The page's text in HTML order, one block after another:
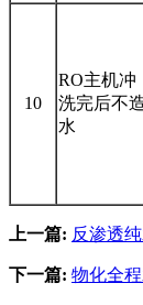
10
RO主机冲
洗完后不
水
上一篇: 反渗透
下一篇: 物化全